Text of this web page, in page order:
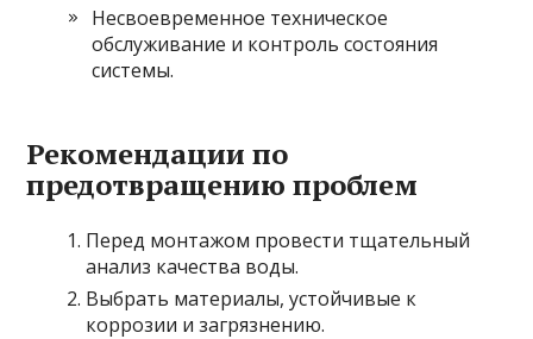
Несвоевременное техническое
обслуживание и контроль состояния
системы.
Рекомендации по
предотвращению проблем
Перед монтажом провести тщательный
анализ качества воды.
Выбрать материалы, устойчивые к
коррозии и загрязнению.